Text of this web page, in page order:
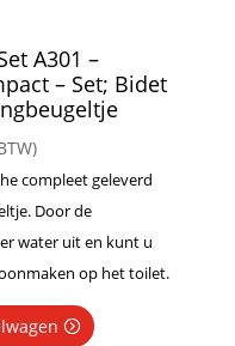
A301 –
– Set; Bidet
compleet geleverd
Door de
water uit en kunt u
op het toilet.